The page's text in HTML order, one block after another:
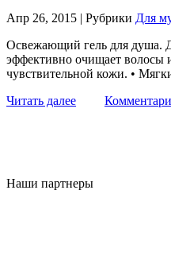
Апр 26, 2015 | Рубрики Для
Освежающий гель для душа.
эффективно очищает волосы
чувствительной кожи. •
Читать далее
Наши партнеры